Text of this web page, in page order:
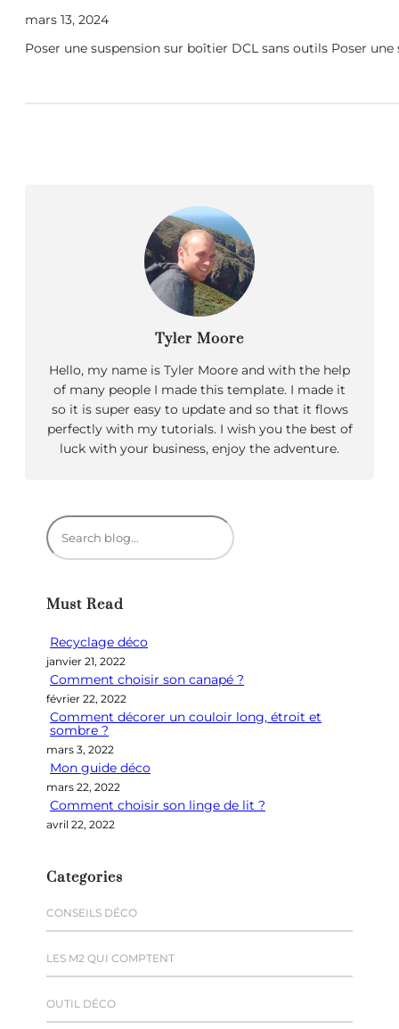
mars 13, 2024
Poser une suspension sur boîtier DCL sans outils Poser
Tyler Moore
Hello, my name is Tyler Moore and with the help
of many people I made this template. I made it
so it is super easy to update and so that it flows
perfectly with my tutorials. I wish you the best of
luck with your business, enjoy the adventure.
R
e
e
c
h
e
Must Read
Recyclage déco
janvier 21, 2022
Comment choisir son canapé ?
février 22, 2022
Comment décorer un couloir long, étroit et
sombre ?
mars 3, 2022
Mon guide déco
mars 22, 2022
Comment choisir son linge de lit ?
avril 22, 2022
Categories
CONSEILS DÉCO
LES M2 QUI COMPTENT
OUTIL DÉCO